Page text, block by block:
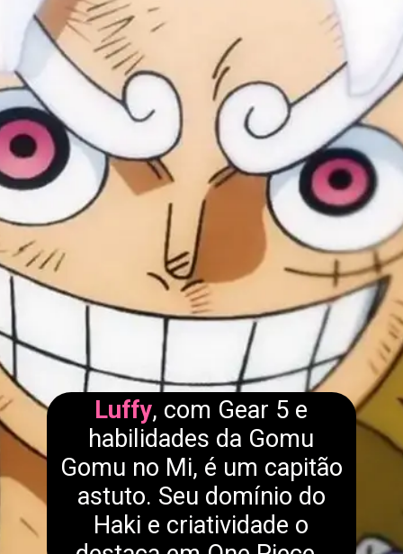
Luffy, com Gear 5 e
habilidades da Gomu
Gomu no Mi, é um capitão
astuto. Seu domínio do
Haki e criatividade o